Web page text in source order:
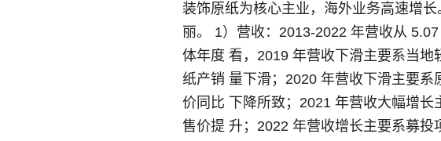
装饰原纸为核心主业，海外业务高速增
丽。 1）营收：2013-2022 年营收从
体年度 看，2019 年营收下滑主要系当
纸产销 量下滑；2020 年营收下滑主要
价同比 下降所致；2021 年营收大幅增
售价提 升；2022 年营收增长主要系募